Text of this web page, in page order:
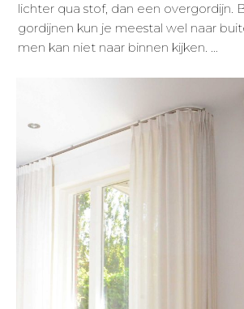
lichter qua stof, dan een overgordijn.
gordijnen kun je meestal wel naar
men kan niet naar binnen kijken. …